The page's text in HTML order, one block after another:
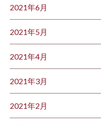
2021年6月
2021年5月
2021年4月
2021年3月
2021年2月